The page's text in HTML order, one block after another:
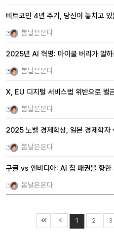
비트코인 4년 주기, 당신이 놓치고
봄날은온다
2025년 AI 혁명: 마이클 버리가 말
봄날은온다
X, EU 디지털 서비스법 위반으로 벌
봄날은온다
2025 노벨 경제학상, 일본 경제학자
봄날은온다
구글 vs 엔비디아: AI 칩 패권을 향
봄날은온다
1 2 3